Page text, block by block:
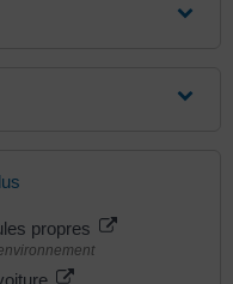
propres